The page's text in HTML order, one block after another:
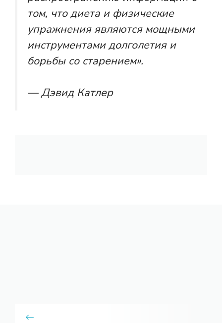
том, что диета и физические
упражнения являются мощными
инструментами долголетия и
борьбы со старением».
— Дэвид Катлер